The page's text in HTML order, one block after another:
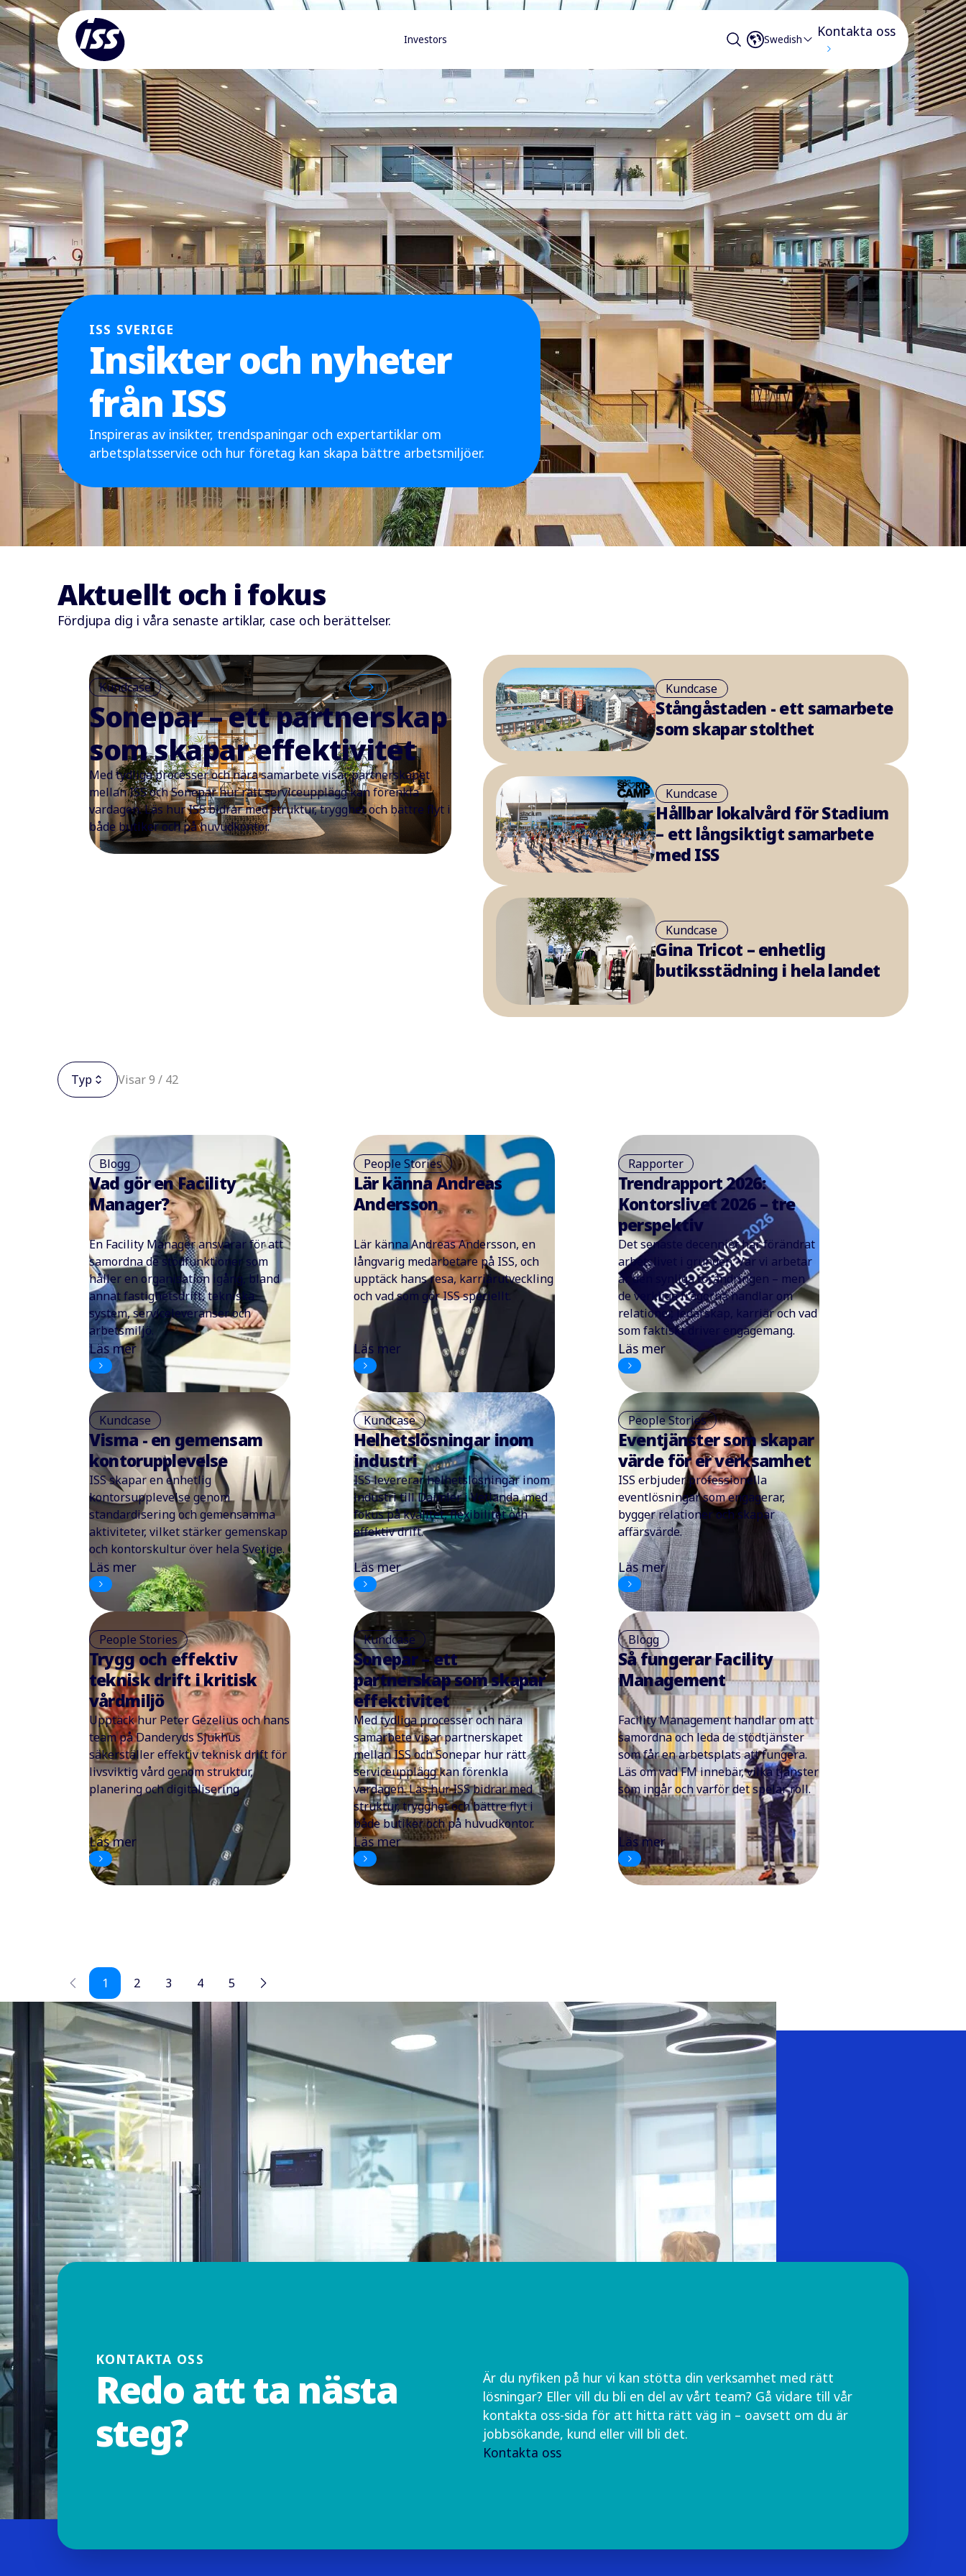
Investors Swedish Kontakta oss
ISS SVERIGE
Insikter och nyheter
från ISS
Inspireras av insikter, trendspaningar och expertartiklar om
arbetsplatsservice och hur företag kan skapa bättre arbetsmiljöer.
Aktuellt och i fokus
Fördjupa dig i våra senaste artiklar, case och berättelser.
Kundcase
Sonepar – ett partnerskap
som skapar effektivitet
Med tydliga processer och nära samarbete visar partnerskapet
mellan ISS och Sonepar hur rätt serviceupplägg kan förenkla
vardagen. Läs hur ISS bidrar med struktur, trygghet och bättre flyt i
både butiker och på huvudkontor.
Kundcase
Stångåstaden - ett samarbete
som skapar stolthet
Kundcase
Hållbar lokalvård för Stadium
– ett långsiktigt samarbete
med ISS
Kundcase
Gina Tricot – enhetlig
butiksstädning i hela landet
Typ Visar 9 / 42
Blogg
Vad gör en Facility
Manager?
En Facility Manager ansvarar för att
samordna de stödfunktioner som
håller en organisation igång, bland
annat fastighetsdrift, tekniska
system, serviceleveranser och
arbetsmiljö.
Läs mer
People Stories
Lär känna Andreas
Andersson
Lär känna Andreas Andersson, en
långvarig medarbetare på ISS, och
upptäck hans resa, karriärutveckling
och vad som gör ISS speciellt.
Läs mer
Rapporter
Trendrapport 2026:
Kontorslivet 2026 – tre
perspektiv
Det senaste decenniet har förändrat
arbetslivet i grunden. Var vi arbetar
är den synliga förändringen – men
de verkliga frågorna handlar om
relationer, ledarskap, karriär och vad
som faktiskt driver engagemang.
Läs mer
Kundcase
Visma - en gemensam
kontorupplevelse
ISS skapar en enhetlig
kontorsupplevelse genom
standardisering och gemensamma
aktiviteter, vilket stärker gemenskap
och kontorskultur över hela Sverige.
Läs mer
Kundcase
Helhetslösningar inom
industri
ISS levererar helhetslösningar inom
industri till Daimler i Vetlanda, med
fokus på kvalitet, flexibilitet och
effektiv drift.
Läs mer
People Stories
Eventjänster som skapar
värde för er verksamhet
ISS erbjuder professionella
eventlösningar som engagerar,
bygger relationer och skapar
affärsvärde.
Läs mer
People Stories
Trygg och effektiv
teknisk drift i kritisk
vårdmiljö
Upptäck hur Peter Gezelius och hans
team på Danderyds Sjukhus
säkerställer effektiv teknisk drift för
livsviktig vård genom struktur,
planering och digitalisering
Läs mer
Kundcase
Sonepar – ett
partnerskap som skapar
effektivitet
Med tydliga processer och nära
samarbete visar partnerskapet
mellan ISS och Sonepar hur rätt
serviceupplägg kan förenkla
vardagen. Läs hur ISS bidrar med
struktur, trygghet och bättre flyt i
både butiker och på huvudkontor.
Läs mer
Blogg
Så fungerar Facility
Management
Facility Management handlar om att
samordna och leda de stödtjänster
som får en arbetsplats att fungera.
Läs om vad FM innebär, vilka tjänster
som ingår och varför det spelar roll.
Läs mer
1 2 3 4 5
KONTAKTA OSS
Redo att ta nästa
steg?
Är du nyfiken på hur vi kan stötta din verksamhet med rätt
lösningar? Eller vill du bli en del av vårt team? Gå vidare till vår
kontakta oss-sida för att hitta rätt väg in – oavsett om du är
jobbsökande, kund eller vill bli det.
Kontakta oss